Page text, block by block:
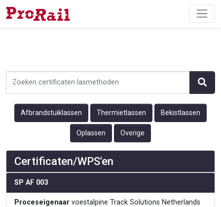
Afbrandstuiklassen Thermietlassen Bekistlassen
Oplassen Overige
Certificaten/WPS'en
SP AF 003
Proceseigenaar voestalpine Track Solutions Netherlands